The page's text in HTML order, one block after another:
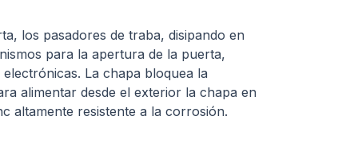
los pasadores de traba, disipando en
para la apertura de la puerta,
La chapa bloquea la
alimentar desde el exterior la chapa en
altamente resistente a la corrosión.